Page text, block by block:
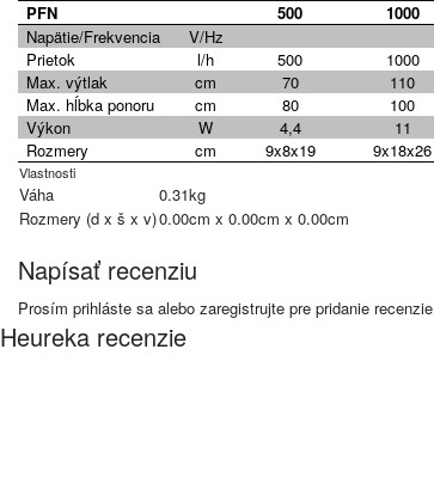
PFN
500 1000
Napätie/Frekvencia
V/Hz
Prietok
l/h 500 1000
Max. výtlak
cm 70 110
Max. hĺbka ponoru
cm 80 100
Výkon
W 4,4 11
Rozmery
cm 9x8x19 9x18x26
Vlastnosti
Váha
0.31kg
Rozmery (d x š x v)0.00cm x 0.00cm x 0.00cm
Napísať recenziu
Prosím prihláste sa alebo zaregistrujte pre pridanie recenzie
Heureka recenzie